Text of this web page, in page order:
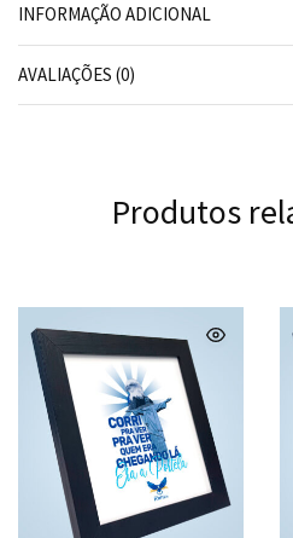
INFORMAÇÃO ADICIONAL
AVALIAÇÕES (0)
Produtos